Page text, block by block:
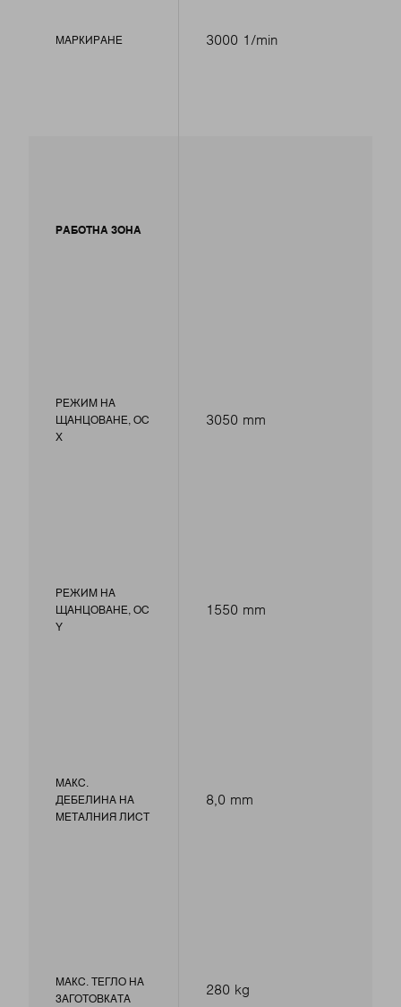
МАРКИРАНЕ
РАБОТНА ЗОНА
РЕЖИМ НА
ЩАНЦОВАНЕ, ОС
Х
РЕЖИМ НА
ЩАНЦОВАНЕ, ОС
Y
МАКС.
ДЕБЕЛИНА НА
МЕТАЛНИЯ ЛИСТ
МАКС. ТЕГЛО НА
ЗАГОТОВКАТА
3000 1/min
3050 mm
1550 mm
8,0 mm
280 kg